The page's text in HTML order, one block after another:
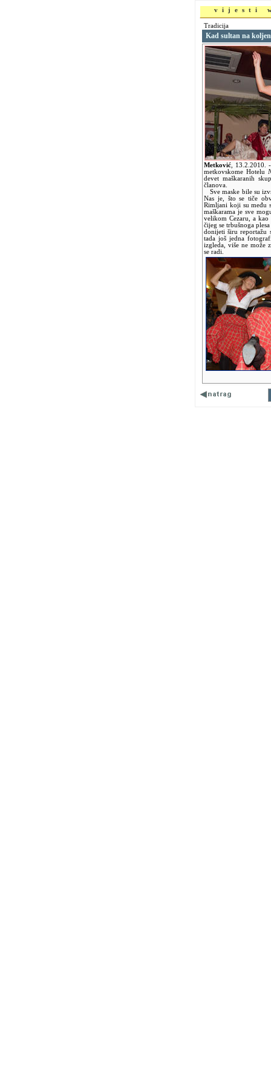
vijesti
Tradicija
Kad sultan na
Metković 13.2.2010.
metkovskome Hotelu
devet maškaranih
članova.
Sve maske bile su
Nas je, što se tiče
Rimljani koji su među
maškarama je sve
velikom Cezaru, a
čijeg se trbušnoga
donijeti širu
tada još jedna
izgleda, više ne može
se radi.